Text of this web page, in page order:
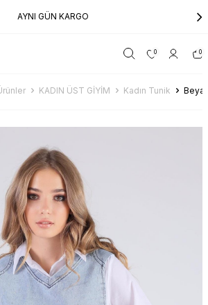
AYNI GÜN KARGO
0 0
KADIN ÜST GİYİM Kadın Tunik